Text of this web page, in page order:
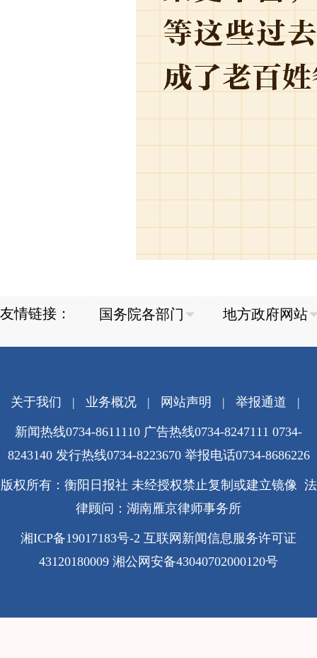
友情链接：
关于我们 | 业务概况| 网站声明 | 举报通道 |
新闻热线0734-8611110 广告热线0734-8247111 0734-
8243140 发行热线0734-8223670 举报电话0734-8686226
版权所有：衡阳日报社 未经授权禁止复制或建立镜像 法
律顾问：湖南雁京律师事务所
湘ICP备19017183号-2 互联网新闻信息服务许可证
43120180009 湘公网安备43040702000120号